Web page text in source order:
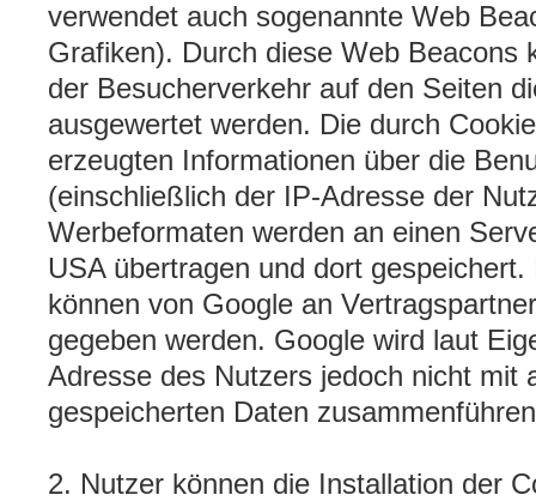
verwendet auch sogenannte Web
Grafiken). Durch diese Web Beacons
der Besucherverkehr auf den Seiten
ausgewertet werden. Die durch
erzeugten Informationen über die
(einschließlich der IP-Adresse der
Werbeformaten werden an einen
USA übertragen und dort
können von Google an
gegeben werden. Google wird laut
Adresse des Nutzers jedoch nicht mit
gespeicherten Daten
2. Nutzer können die Installation der